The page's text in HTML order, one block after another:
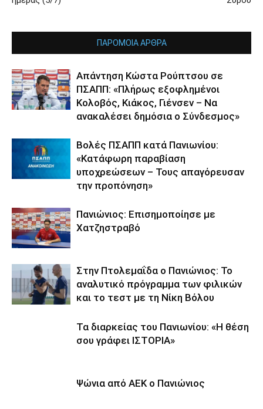
ΠΑΡΟΜΟΙΑ ΑΡΘΡΑ
Απάντηση Κώστα Ρούπτσου σε
ΠΣΑΠΠ: «Πλήρως εξοφλημένοι
Κολοβός, Κιάκος, Γιένσεν – Να
ανακαλέσει δημόσια ο Σύνδεσμος»
Βολές ΠΣΑΠΠ κατά Πανιωνίου:
«Κατάφωρη παραβίαση
υποχρεώσεων – Τους απαγόρευσαν
την προπόνηση»
Πανιώνιος: Επισημοποίησε με
Χατζηστραβό
Στην Πτολεμαΐδα ο Πανιώνιος: Το
αναλυτικό πρόγραμμα των φιλικών
και το τεστ με τη Νίκη Βόλου
Τα διαρκείας του Πανιωνίου: «Η θέση
σου γράφει ΙΣΤΟΡΙΑ»
Ψώνια από ΑΕΚ ο Πανιώνιος